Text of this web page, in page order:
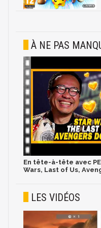
À NE PAS
En tête-à-tête avec
Wars, Last of Us,
LES VIDÉOS